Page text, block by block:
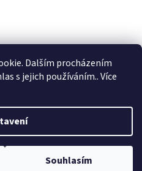
Dalším procházením
s jejich používáním.. Více
Souhlasím
Shoptet
. Všechna práva vyhrazena.